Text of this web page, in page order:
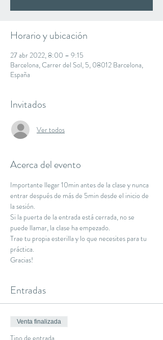
Horario y ubicación
27 abr 2022, 8:00 – 9:15
Barcelona, Carrer del Sol, 5, 08012 Barcelona,
España
Invitados
Ver todos
Acerca del evento
Importante llegar 10min antes de la clase y nunca
entrar después de más de 5min desde el inicio de
la sesión.
Si la puerta de la entrada está cerrada, no se
puede llamar, la clase ha empezado.
Trae tu propia esterilla y lo que necesites para tu
práctica.
Gracias!
Entradas
Venta finalizada
Tipo de entrada